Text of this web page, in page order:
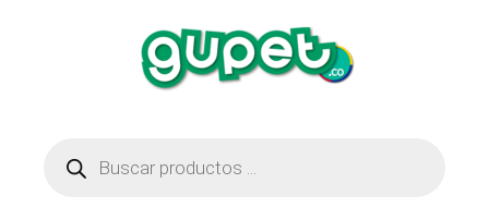
productos